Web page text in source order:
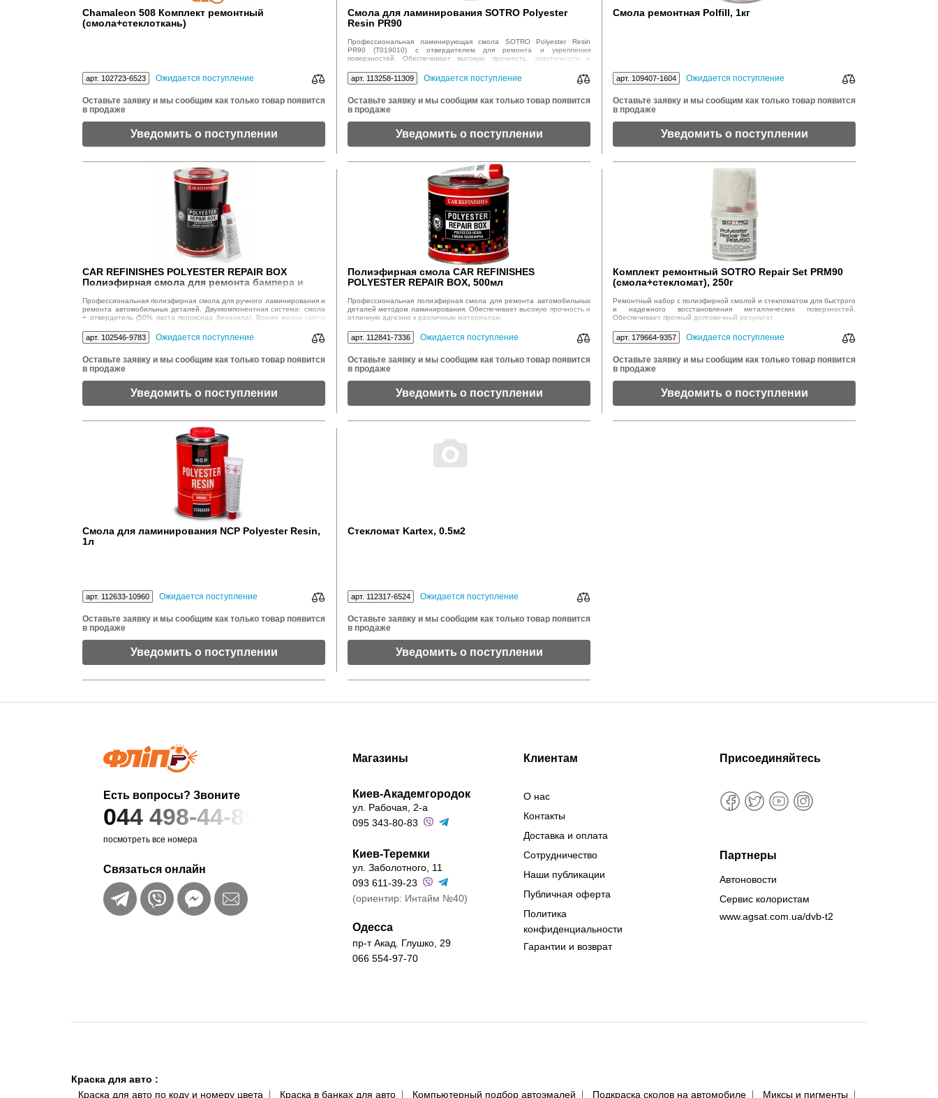
Chamaleon 508 Комплект ремонтный
(смола+стеклоткань)
арт. 102723-6523 Ожидается поступление
Оставьте заявку и мы сообщим как только товар появится
в продаже
Уведомить о поступлении
Смола для ламинирования SOTRO Polyester
Resin PR90
Профессиональная ламинирующая смола SOTRO Polyester Resin
PR90 (T019010) с отвердителем для ремонта и укрепления
поверхностей. Обеспечивает высокую прочность, эластичность и
арт. 113258-11309 Ожидается поступление
Оставьте заявку и мы сообщим как только товар появится
в продаже
Уведомить о поступлении
Смола ремонтная Polfill, 1кг
арт. 109407-1604 Ожидается поступление
Оставьте заявку и мы сообщим как только товар появится
в продаже
Уведомить о поступлении
CAR REFINISHES POLYESTER REPAIR BOX
Полиэфирная смола для ремонта бампера и
Профессиональная полиэфирная смола для ручного ламинирования и
ремонта автомобильных деталей. Двухкомпонентная система: смола
+ отвердитель (50% паста пероксида бензоила). Время жизни смеси
металлу, дереву, бетону, пластику.
арт. 102546-9783 Ожидается поступление
Оставьте заявку и мы сообщим как только товар появится
в продаже
Уведомить о поступлении
Полиэфирная смола CAR REFINISHES
POLYESTER REPAIR BOX, 500мл
Профессиональная полиэфирная смола для ремонта автомобильных
деталей методом ламинирования. Обеспечивает высокую прочность и
отличную адгезию к различным материалам.
арт. 112841-7336 Ожидается поступление
Оставьте заявку и мы сообщим как только товар появится
в продаже
Уведомить о поступлении
Комплект ремонтный SOTRO Repair Set PRM90
(смола+стекломат), 250г
Ремонтный набор с полиэфирной смолой и стекломатом для быстрого
и надежного восстановления металлических поверхностей.
Обеспечивает прочный долговечный результат.
арт. 179664-9357 Ожидается поступление
Оставьте заявку и мы сообщим как только товар появится
в продаже
Уведомить о поступлении
Смола для ламинирования NCP Polyester Resin,
1л
арт. 112633-10960 Ожидается поступление
Оставьте заявку и мы сообщим как только товар появится
в продаже
Уведомить о поступлении
Стекломат Kartex, 0.5м2
арт. 112317-6524 Ожидается поступление
Оставьте заявку и мы сообщим как только товар появится
в продаже
Уведомить о поступлении
Есть вопросы? Звоните
044 498-44-89
посмотреть все номера
Связаться онлайн
Магазины
Киев-Академгородок
ул. Рабочая, 2-а
095 343-80-83
Киев-Теремки
ул. Заболотного, 11
093 611-39-23
(ориентир: Интайм №40)
Одесса
пр-т Акад. Глушко, 29
066 554-97-70
Клиентам
О нас
Контакты
Доставка и оплата
Сотрудничество
Наши публикации
Публичная оферта
Политика
конфиденциальности
Гарантии и возврат
Присоединяйтесь
Партнеры
Автоновости
Сервис колористам
www.agsat.com.ua/dvb-t2
Краска для авто :
Краска для авто по коду и номеру цвета
Краска в банках для авто Компьютерный подбор автоэмалей Подкраска сколов на автомобиле Миксы и пигменты